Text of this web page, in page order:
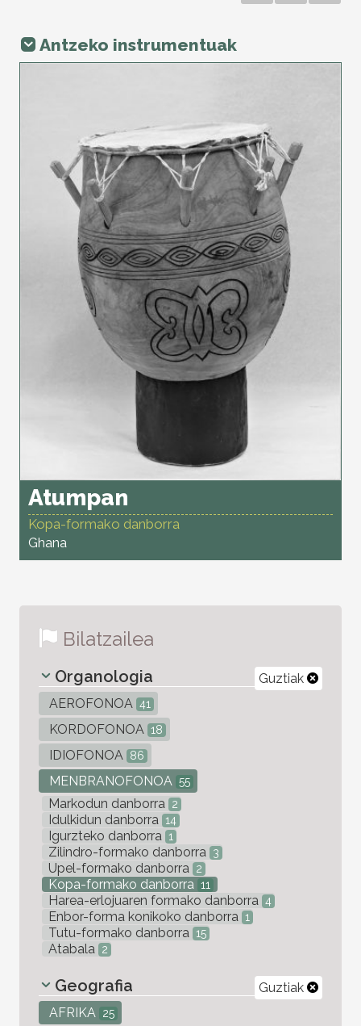
Antzeko instrumentuak
Atumpan
Kopa-formako danborra
Ghana
Bilatzailea
Guztiak
Organologia
AEROFONOA 41
KORDOFONOA 18
IDIOFONOA 86
MENBRANOFONOA 55
Markodun danborra 2
Idulkidun danborra 14
Igurzteko danborra 1
Zilindro-formako danborra 3
Upel-formako danborra 2
Kopa-formako danborra 11
Harea-erlojuaren formako danborra 4
Enbor-forma konikoko danborra 1
Tutu-formako danborra 15
Atabala 2
Guztiak
Geografia
AFRIKA 25